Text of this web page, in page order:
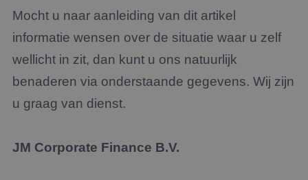
Mocht u naar aanleiding van dit artikel
informatie wensen over de situatie waar u zelf
wellicht in zit, dan kunt u ons natuurlijk
benaderen via onderstaande gegevens. Wij zijn
u graag van dienst.
JM Corporate Finance B.V.